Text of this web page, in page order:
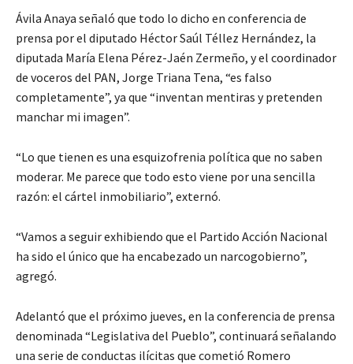
Ávila Anaya señaló que todo lo dicho en conferencia de
prensa por el diputado Héctor Saúl Téllez Hernández, la
diputada María Elena Pérez-Jaén Zermeño, y el coordinador
de voceros del PAN, Jorge Triana Tena, “es falso
completamente”, ya que “inventan mentiras y pretenden
manchar mi imagen”.
“Lo que tienen es una esquizofrenia política que no saben
moderar. Me parece que todo esto viene por una sencilla
razón: el cártel inmobiliario”, externó.
“Vamos a seguir exhibiendo que el Partido Acción Nacional
ha sido el único que ha encabezado un narcogobierno”,
agregó.
Adelantó que el próximo jueves, en la conferencia de prensa
denominada “Legislativa del Pueblo”, continuará señalando
una serie de conductas ilícitas que cometió Romero